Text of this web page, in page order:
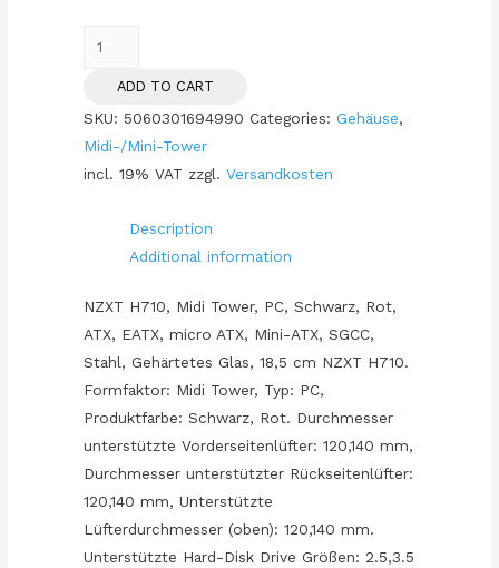
series
H710
black/red
ADD TO CART
SKU: 5060301694990 Categories:Gehäuse,
Midi-/Mini-Tower
incl. 19% VAT zzgl.Versandkosten
Description
Additional information
NZXT H710, Midi Tower, PC, Schwarz, Rot,
ATX, EATX, micro ATX, Mini-ATX, SGCC,
Stahl, Gehärtetes Glas, 18,5 cm NZXT H710.
Formfaktor: Midi Tower, Typ: PC,
Produktfarbe: Schwarz, Rot. Durchmesser
unterstützte Vorderseitenlüfter: 120,140 mm,
Durchmesser unterstützter Rückseitenlüfter:
120,140 mm, Unterstützte
Lüfterdurchmesser (oben): 120,140 mm.
Unterstützte Hard-Disk Drive Größen: 2.5,3.5